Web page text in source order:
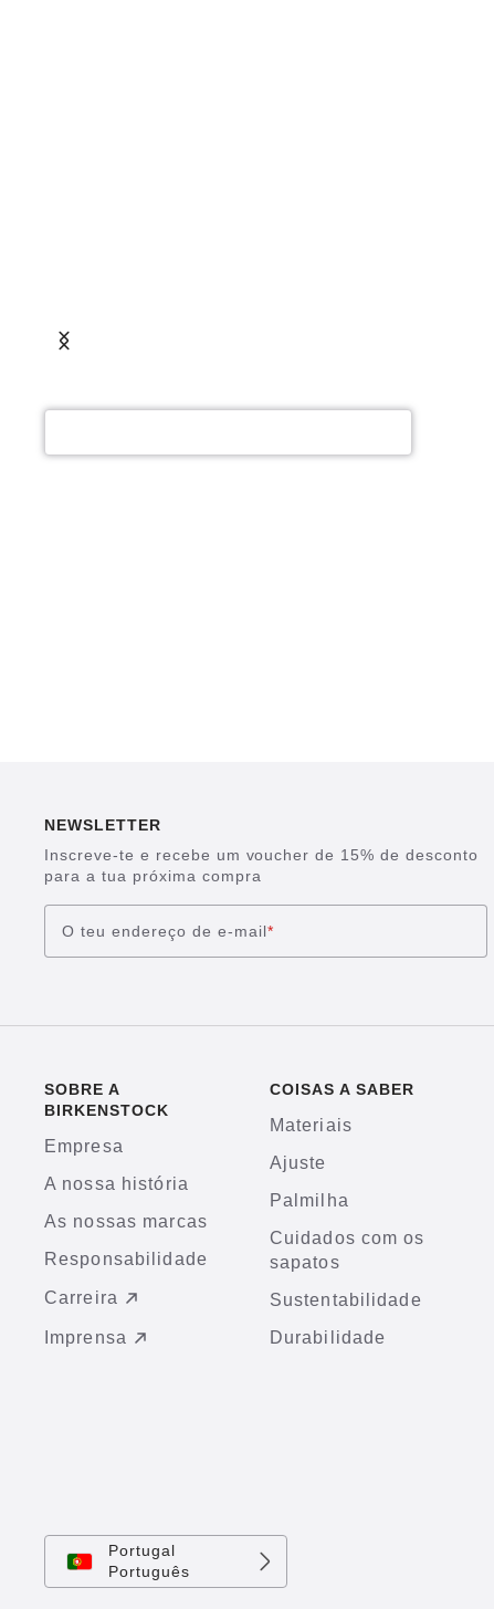
NEWSLETTER
Inscreve-te e recebe um voucher de 15% de desconto
para a tua próxima compra
O teu endereço de e-mail*
SOBRE A
BIRKENSTOCK
Empresa
A nossa história
As nossas marcas
Responsabilidade
Carreira
Imprensa
COISAS A SABER
Materiais
Ajuste
Palmilha
Cuidados com os
sapatos
Sustentabilidade
Durabilidade
Portugal
Português